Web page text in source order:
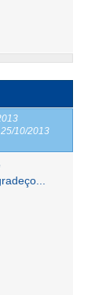
25/10/2013